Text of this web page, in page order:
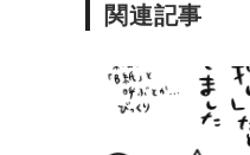
関連記事